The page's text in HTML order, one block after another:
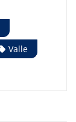
Valle